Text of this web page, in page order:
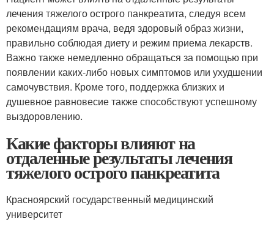
лечения тяжелого острого панкреатита, следуя всем
рекомендациям врача, ведя здоровый образ жизни,
правильно соблюдая диету и режим приема лекарств.
Важно также немедленно обращаться за помощью при
появлении каких-либо новых симптомов или ухудшении
самочувствия. Кроме того, поддержка близких и
душевное равновесие также способствуют успешному
выздоровлению.
Какие факторы влияют на
отдаленные результаты лечения
тяжелого острого панкреатита
Красноярский государственный медицинский
университет